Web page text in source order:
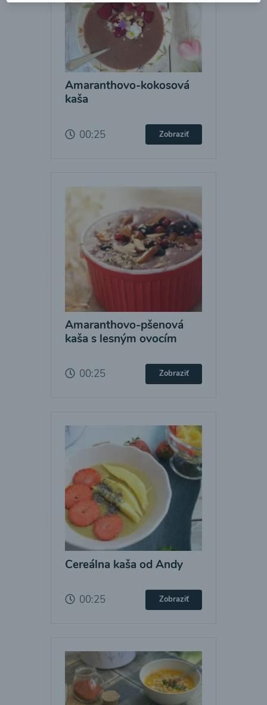
Amaranthovo-kokosová
kaša
00:25 Zobraziť
Amaranthovo-pšenová
kaša s lesným ovocím
00:25 Zobraziť
Cereálna kaša od Andy
00:25 Zobraziť